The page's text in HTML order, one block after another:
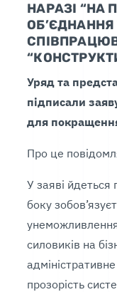
НАРАЗІ “НА
Уряд та
підписали
для
Про це
У заяві
боку
силовиків на
прозорість